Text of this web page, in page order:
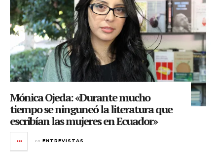
Mónica Ojeda: «Durante mucho
tiempo se ninguneó la literatura que
escribían las mujeres en Ecuador»
en ENTREVISTAS